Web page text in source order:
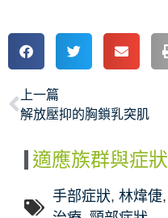
上一篇
解放壓抑的胸鎖乳突肌
適應族群與症狀
手部症狀, 林煒倢,